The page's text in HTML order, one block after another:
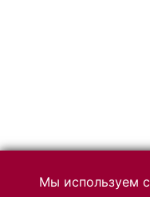
Мы используем